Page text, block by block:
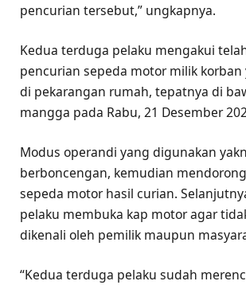
pencurian tersebut,” ungkapnya.
Kedua terduga pelaku mengakui
pencurian sepeda motor milik
di pekarangan rumah, tepatnya di
mangga pada Rabu, 21 Desember
Modus operandi yang digunakan
berboncengan, kemudian
sepeda motor hasil curian.
pelaku membuka kap motor agar
dikenali oleh pemilik maupun
“Kedua terduga pelaku sudah